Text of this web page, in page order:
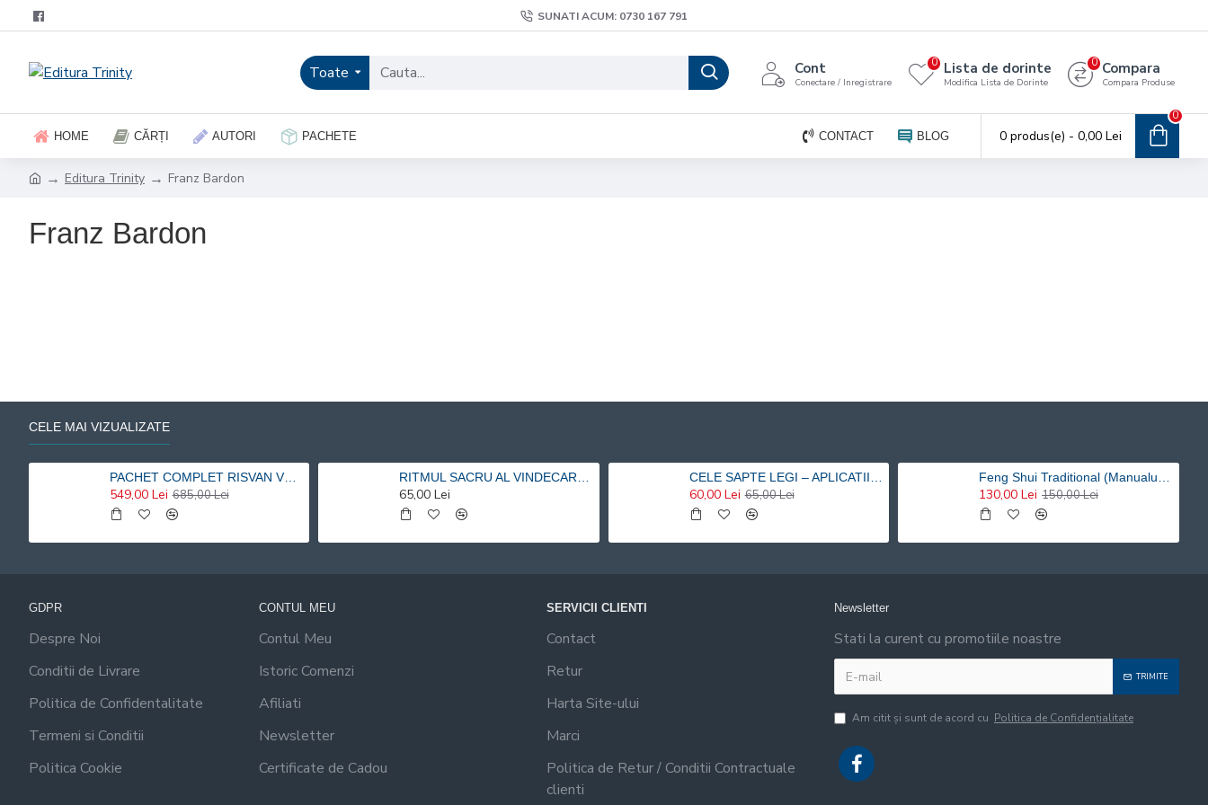
SUNATI ACUM: 0730 167 791
Toate Cont
Conectare / Inregistrare
Lista de dorinte
Modifica Lista de Dorinte
0 Compara
Compara Produse
0
HOME CĂRȚI AUTORI PACHETE CONTACT BLOG 0 produs(e) - 0,00 Lei
0
Editura Trinity Franz Bardon
Franz Bardon
CELE MAI VIZUALIZATE
PACHET COMPLET RISVAN VLAD RUSU - 9 carti 20% reducere
549,00 Lei 685,00 Lei
RITMUL SACRU AL VINDECARII – O ABORDARE HOLISTICA SI METACOGNITIVA A TERAPIEI PRIN MUZICA SI PRIN VIBRATIE - Risvan Vlad Rusu
65,00 Lei
CELE SAPTE LEGI – APLICATII HOLISTICE PENTRU O VIATA ARMONIOASA - Risvan Rusu
60,00 Lei 65,00 Lei
Feng Shui Traditional (Manualul practicantului) – Risvan Vlad Rusu
130,00 Lei 150,00 Lei
GDPR
Despre Noi
Conditii de Livrare
Politica de Confidentalitate
Termeni si Conditii
Politica Cookie
CONTUL MEU
Contul Meu
Istoric Comenzi
Afiliati
Newsletter
Certificate de Cadou
SERVICII CLIENTI
Contact
Retur
Harta Site-ului
Marci
Politica de Retur / Conditii Contractuale
clienti
Newsletter
Stati la curent cu promotiile noastre
TRIMITE
Am citit şi sunt de acord cu Politica de Confidențialitate